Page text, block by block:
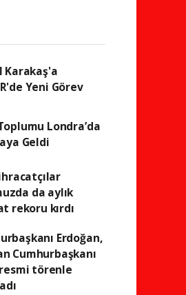
Karakaş'a
Yeni Görev
Londra’da
Geldi
da aylık
rekoru kırdı
Erdoğan,
Cumhurbaşkanı
törenle